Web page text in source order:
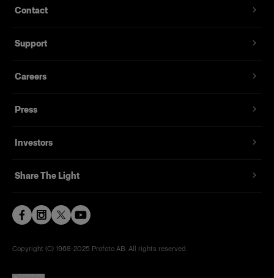
Contact
Support
Careers
Press
Investors
Share The Light
Copyright (C) 1968-2025 Profoto AB. All rights reserved.